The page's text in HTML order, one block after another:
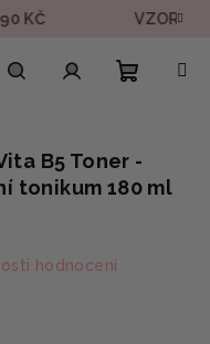
VZOREK V
košík
B5 Toner -
tonikum 180 ml
hodnocení